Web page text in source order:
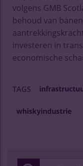
volgens GMB
behoud van
investeren in
economische
TAGS
whiskyindustrie